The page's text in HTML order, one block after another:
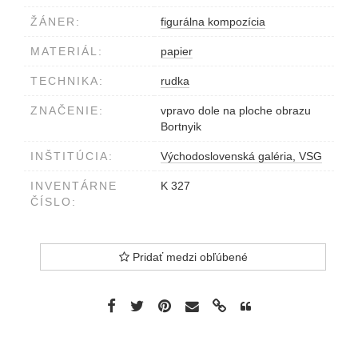
ŽÁNER: figurálna kompozícia
MATERIÁL: papier
TECHNIKA: rudka
ZNAČENIE:
vpravo dole na ploche obrazu
Bortnyik
INŠTITÚCIA: Východoslovenská galéria, VSG
INVENTÁRNE
ČÍSLO:
K 327
Pridať medzi obľúbené